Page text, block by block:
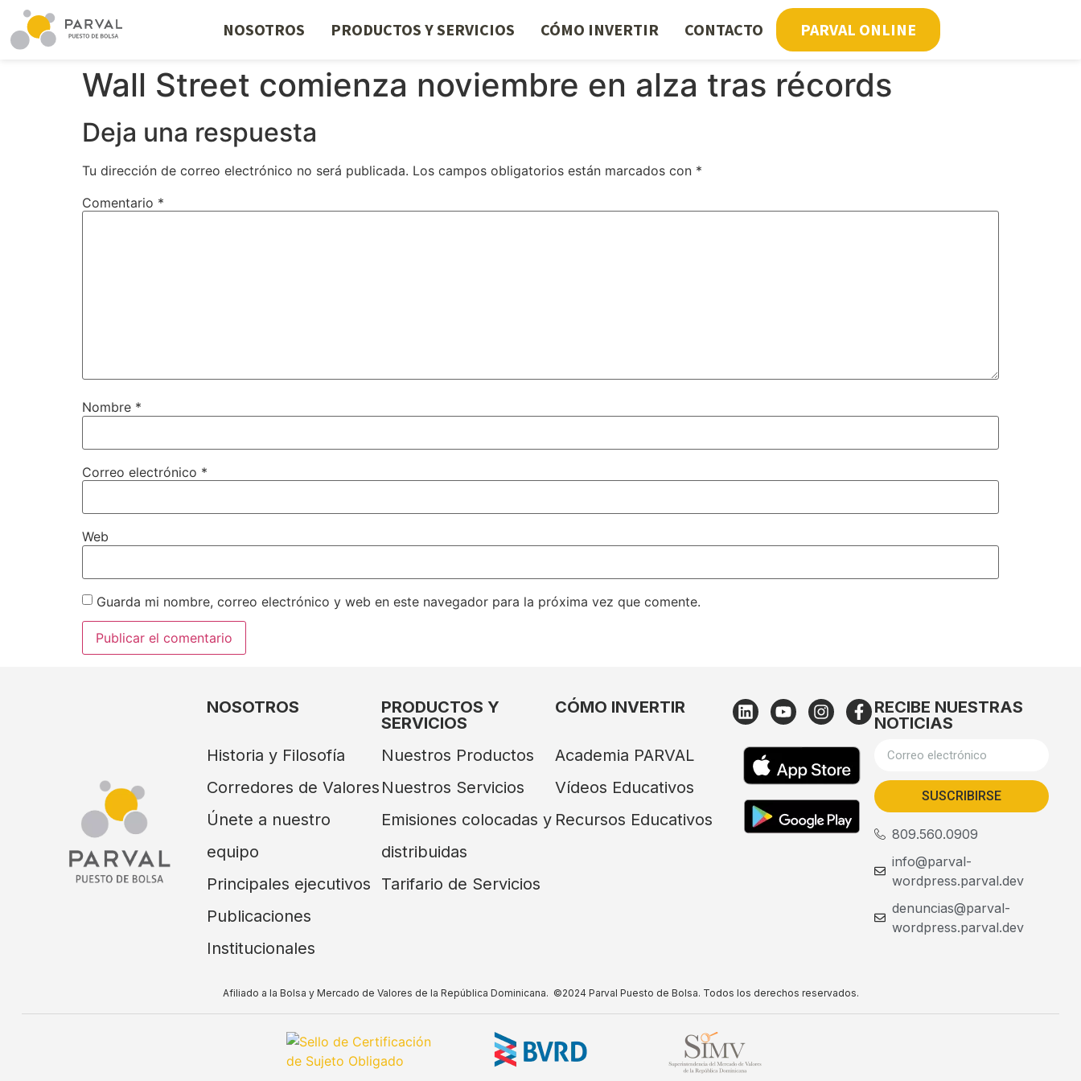
NOSOTROS PRODUCTOS Y SERVICIOS CÓMO INVERTIR CONTACTO PARVAL ONLINE
Wall Street comienza noviembre en alza tras récords
Deja una respuesta
Tu dirección de correo electrónico no será publicada. Los campos obligatorios están marcados con *
Comentario *
Nombre *
Correo electrónico *
Web
Guarda mi nombre, correo electrónico y web en este navegador para la próxima vez que comente.
NOSOTROS
Historia y Filosofía
Corredores de Valores
Únete a nuestro
equipo
Principales ejecutivos
Publicaciones
Institucionales
PRODUCTOS Y
SERVICIOS
Nuestros Productos
Nuestros Servicios
Emisiones colocadas y
distribuidas
Tarifario de Servicios
CÓMO INVERTIR
Academia PARVAL
Vídeos Educativos
Recursos Educativos
RECIBE NUESTRAS
NOTICIAS
SUSCRIBIRSE
809.560.0909
info@parval-
wordpress.parval.dev
denuncias@parval-
wordpress.parval.dev
Afiliado a la Bolsa y Mercado de Valores de la República Dominicana. ©2024 Parval Puesto de Bolsa. Todos los derechos reservados.